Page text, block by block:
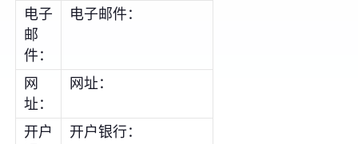
电子
邮
件：
电子邮件：
网
址：
网址：
开户
开户银行：